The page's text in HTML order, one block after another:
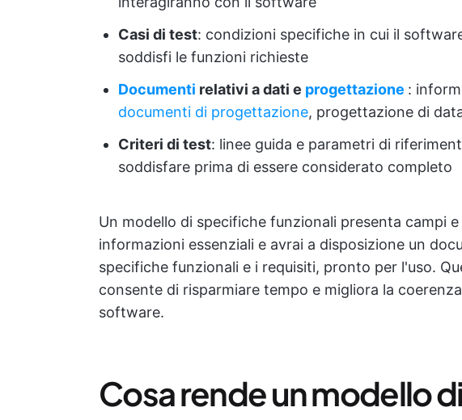
Casi di test: condizioni specifiche in cui il
soddisfi le funzioni richieste
Documenti relativi a dati e progettazione :
documenti di progettazione, progettazione di
Criteri di test: linee guida e parametri di
soddisfare prima di essere considerato completo
Un modello di specifiche funzionali presenta campi
informazioni essenziali e avrai a disposizione un
specifiche funzionali e i requisiti, pronto per l'uso.
consente di risparmiare tempo e migliora la
software.
Cosa rende un modello